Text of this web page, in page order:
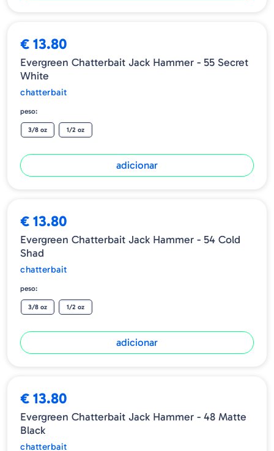
€ 13.80
Evergreen Chatterbait Jack Hammer - 55 Secret
White
chatterbait
peso:
3/8 oz 1/2 oz
adicionar
€ 13.80
Evergreen Chatterbait Jack Hammer - 54 Cold
Shad
chatterbait
peso:
3/8 oz 1/2 oz
adicionar
€ 13.80
Evergreen Chatterbait Jack Hammer - 48 Matte
Black
chatterbait